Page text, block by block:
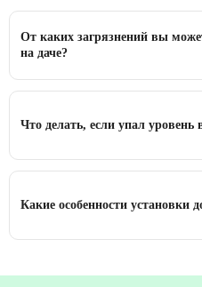
От каких загрязнений вы
на даче?
Что делать, если упал уровень
Какие особенности установки